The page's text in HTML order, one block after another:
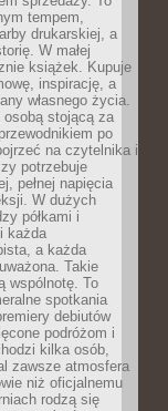
tempem,
drukarskiej, a
W małej
książek. Kupuje
inspirację, a
własnego życia.
stojącą za
po
na czytelnika i
potrzebuje
pełnej napięcia
W dużych
półkami i
każda
a każda
Takie
wspólnotę. To
spotkania
debiutów
podróżom i
kilka osób,
zawsze atmosfera
niż oficjalnemu
rodzą się